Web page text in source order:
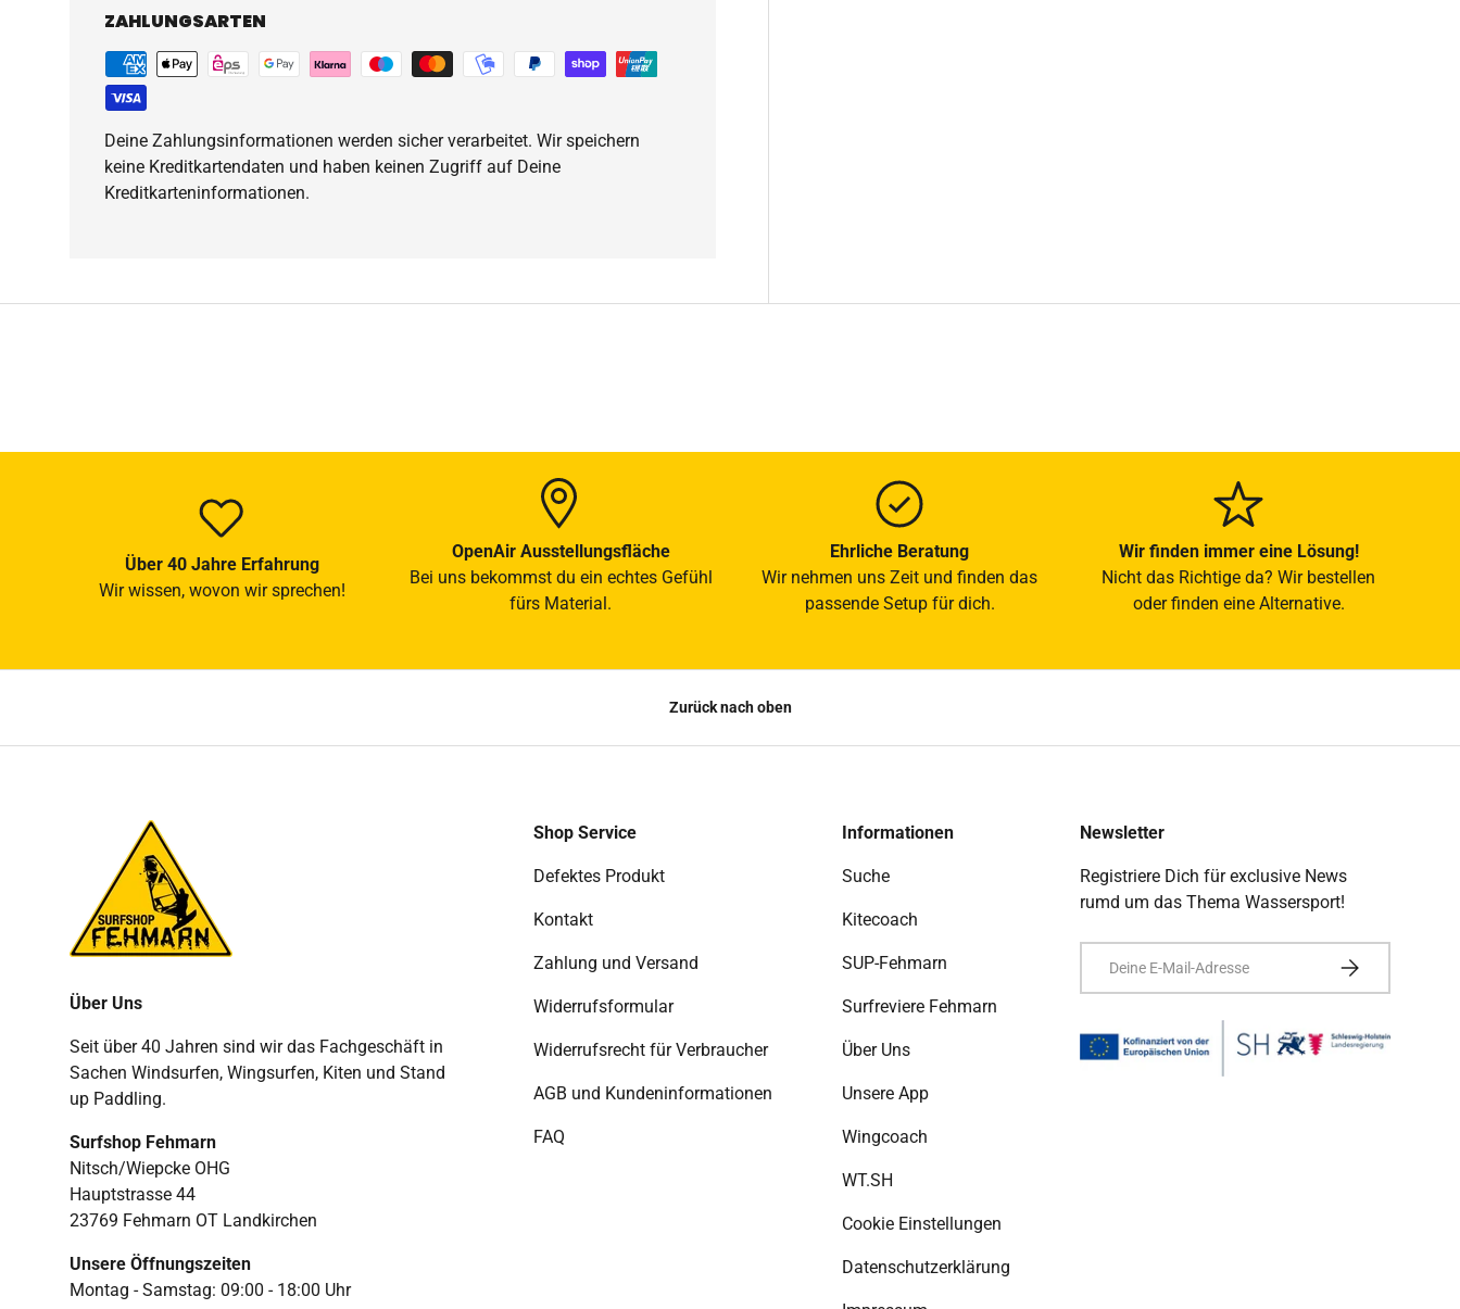
ZAHLUNGSARTEN
Deine Zahlungsinformationen werden sicher verarbeitet. Wir speichern
keine Kreditkartendaten und haben keinen Zugriff auf Deine
Kreditkarteninformationen.
Über 40 Jahre Erfahrung
Wir wissen, wovon wir sprechen!
OpenAir Ausstellungsfläche
Bei uns bekommst du ein echtes Gefühl
fürs Material.
Ehrliche Beratung
Wir nehmen uns Zeit und finden das
passende Setup für dich.
Wir finden immer eine Lösung!
Nicht das Richtige da? Wir bestellen
oder finden eine Alternative.
Zurück nach oben
Über Uns
Seit über 40 Jahren sind wir das Fachgeschäft in
Sachen Windsurfen, Wingsurfen, Kiten und Stand
up Paddling.
Surfshop Fehmarn
Nitsch/Wiepcke OHG
Hauptstrasse 44
23769 Fehmarn OT Landkirchen
Unsere Öffnungszeiten
Montag - Samstag: 09:00 - 18:00 Uhr
Shop Service
Defektes Produkt
Kontakt
Zahlung und Versand
Widerrufsformular
Widerrufsrecht für Verbraucher
AGB und Kundeninformationen
FAQ
Informationen
Suche
Kitecoach
SUP-Fehmarn
Surfreviere Fehmarn
Über Uns
Unsere App
Wingcoach
WT.SH
Cookie Einstellungen
Datenschutzerklärung
Newsletter
Registriere Dich für exclusive News
rumd um das Thema Wassersport!
ABONNIEREN